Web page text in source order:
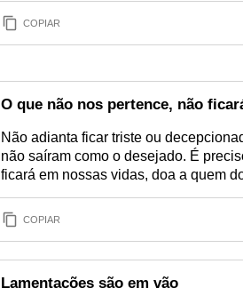
COPIAR
O que não nos pertence, não
Não adianta ficar triste ou
não saíram como o desejado. É
ficará em nossas vidas, doa a quem
COPIAR
Lamentações são em vão